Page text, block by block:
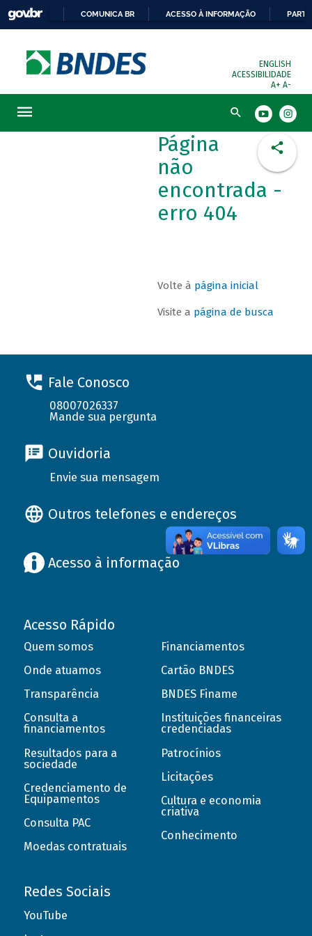
COMUNICA BR ACESSO À INFORMAÇÃO
ENGLISH
ACESSIBILIDADE
A+ A-
Busca
Página
não
encontrada -
erro 404
Volte à página inicial
Visite a página de busca
Fale Conosco
08007026337
Mande sua pergunta
Ouvidoria
Envie sua mensagem
Outros telefones e endereços
Acesso à informação
Acesso Rápido
Quem somos
Onde atuamos
Transparência
Consulta a
financiamentos
Resultados para a
sociedade
Credenciamento de
Equipamentos
Consulta PAC
Moedas contratuais
Financiamentos
Cartão BNDES
BNDES Finame
Instituições financeiras
credenciadas
Patrocínios
Licitações
Cultura e economia
criativa
Conhecimento
Redes Sociais
YouTube